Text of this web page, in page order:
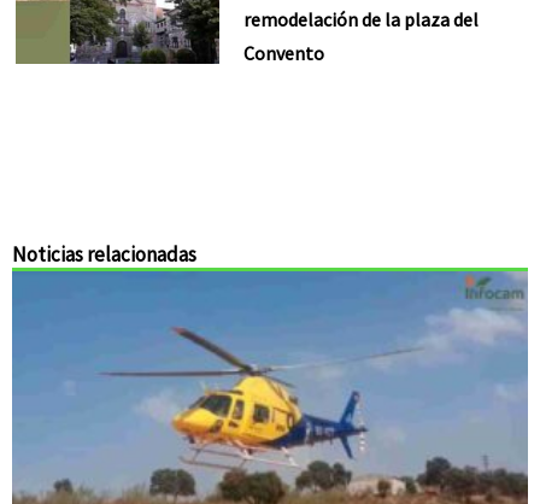
remodelación de la plaza del
Convento
Noticias relacionadas